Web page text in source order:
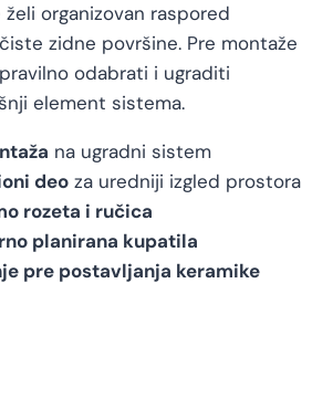
organizovan raspored
zidne površine. Pre montaže
odabrati i ugraditi
element sistema.
na ugradni sistem
deo za uredniji izgled prostora
rozeta i ručica
planirana kupatila
pre postavljanja keramike